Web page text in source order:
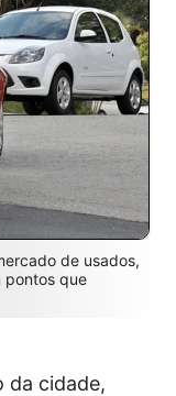
de usados,
pontos que
da cidade,